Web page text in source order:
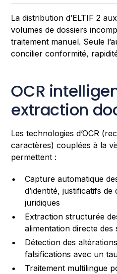
La distribution d’ELTIF 2
volumes de dossiers
traitement manuel. Seule
concilier conformité,
OCR
extraction
Les technologies d’OCR
caractères) couplées à la
permettent :
Capture automatique
d’identité, justificatifs
juridiques
Extraction structurée
alimentation directe des
Détection des
falsifications avec un
Traitement multilingue